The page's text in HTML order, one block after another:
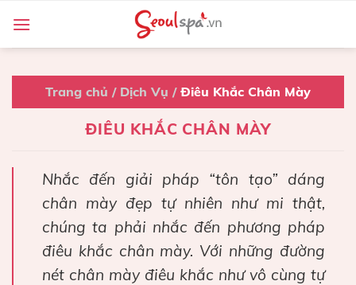
content
Trang chủ / Dịch Vụ / Điêu Khắc Chân Mày
ĐIÊU KHẮC CHÂN MÀY
Nhắc đến giải pháp “tôn tạo” dáng
chân mày đẹp tự nhiên như mi thật,
chúng ta phải nhắc đến phương pháp
điêu khắc chân mày. Với những đường
nét chân mày điêu khắc như vô cùng tự